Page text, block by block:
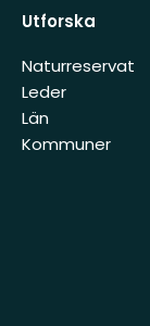
Utforska
Naturreservat
Leder
Län
Kommuner